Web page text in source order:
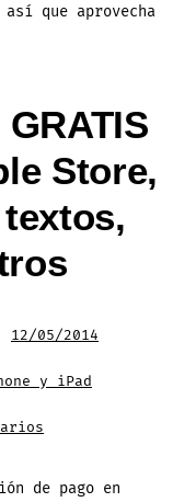
que aprovecha
Store,
12/05/2014
y iPad
Rhonna
la
de pago en